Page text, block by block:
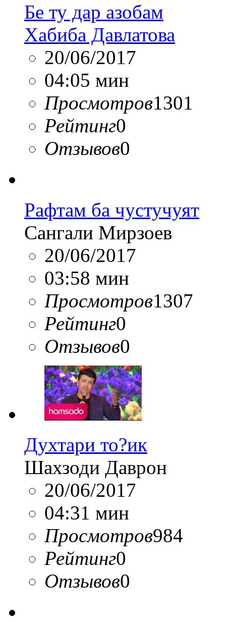
Бе ту дар азобам
Хабиба Давлатова
20/06/2017
04:05 мин
Просмотров1301
Рейтинг0
Отзывов0
Рафтам ба чустучуят
Сангали Мирзоев
20/06/2017
03:58 мин
Просмотров1307
Рейтинг0
Отзывов0
Духтари то?ик
Шахзоди Даврон
20/06/2017
04:31 мин
Просмотров984
Рейтинг0
Отзывов0